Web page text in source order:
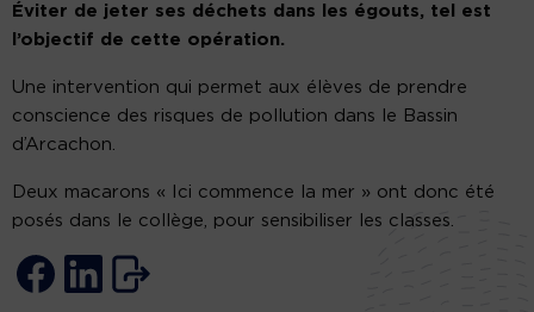
Éviter de jeter ses déchets dans les égouts, tel est
l’objectif de cette opération.
Une intervention qui permet aux élèves de prendre
conscience des risques de pollution dans le Bassin
d’Arcachon.
Deux macarons « Ici commence la mer » ont donc été
posés dans le collège, pour sensibiliser les classes.